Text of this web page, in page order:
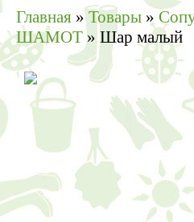
Главная »Товары »
ШАМОТ » Шар малый